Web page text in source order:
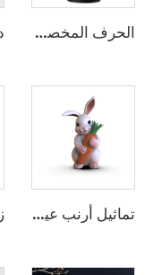
الحرف المخصصة راتينج الشكل الصغير الوقوف شخصية فعل الشكل التماثيل
تماثيل أرنب عيد الفصح المخصصة من البولي راتينج مع جزر